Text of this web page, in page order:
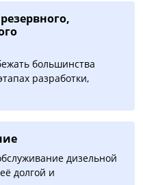
большинства
разработки,
дизельной
долгой и